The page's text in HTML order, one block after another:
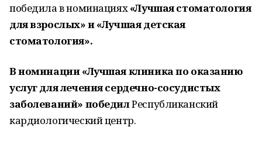
победила в номинациях«Лучшая стоматология
для взрослых» и «Лучшая детская
стоматология».
В номинации «Лучшая клиника по оказанию
услуг для лечения сердечно-сосудистых
заболеваний» победилРеспубликанский
кардиологический центр.